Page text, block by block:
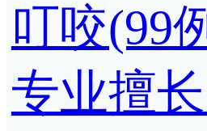
叮咬(99
专业擅